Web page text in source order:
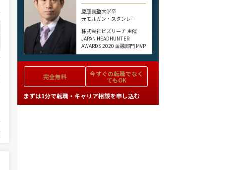
慶應義塾大学卒
元モルガン・スタンレー
株式会社ビズリーチ 主催
JAPAN HEADHUNTER
AWARDS 2020 金融部門 MVP
完全無料 今すぐの転職でなく
てもOK
まずは1分で転職・キャリア相談を申し込む